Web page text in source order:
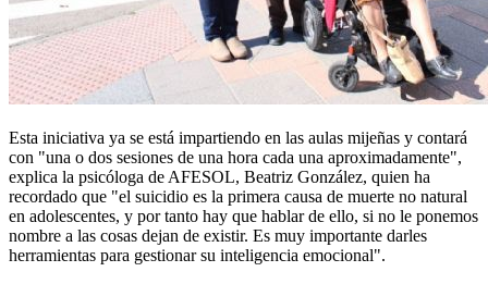
Esta iniciativa ya se está impartiendo en las aulas mijeñas y contará
con "una o dos sesiones de una hora cada una aproximadamente",
explica la psicóloga de AFESOL, Beatriz González, quien ha
recordado que "el suicidio es la primera causa de muerte no natural
en adolescentes, y por tanto hay que hablar de ello, si no le ponemos
nombre a las cosas dejan de existir. Es muy importante darles
herramientas para gestionar su inteligencia emocional".